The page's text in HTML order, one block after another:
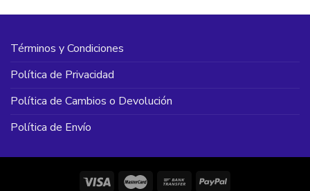
Términos y Condiciones
Política de Privacidad
Política de Cambios o Devolución
Política de Envío